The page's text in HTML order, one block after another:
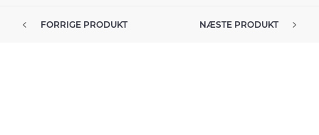
FORRIGE PRODUKT NÆSTE PRODUKT